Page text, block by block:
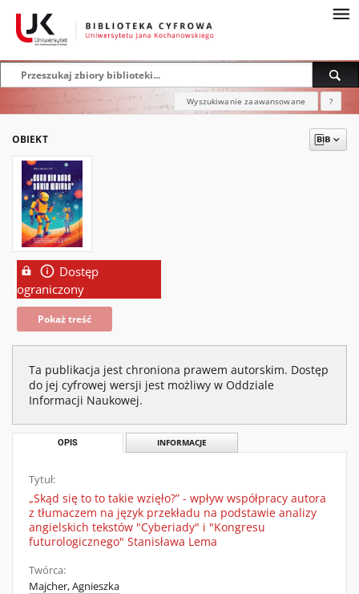
Wyszukiwanie zaawansowane ?
OBIEKT
Dostęp
ograniczony
Pokaż treść
Ta publikacja jest chroniona prawem autorskim. Dostęp
do jej cyfrowej wersji jest możliwy w Oddziale
Informacji Naukowej.
OPIS INFORMACJE
Tytuł:
„Skąd się to to takie wzięło?” - wpływ współpracy autora
z tłumaczem na język przekładu na podstawie analizy
angielskich tekstów "Cyberiady" i "Kongresu
futurologicznego" Stanisława Lema
Twórca:
Majcher, Agnieszka